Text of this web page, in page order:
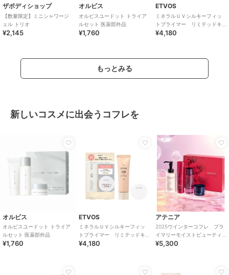
ザボディショップ
【数量限定】ミニシャワージ
ェル トリオ
¥2,145
オルビス
オルビスユードット トライア
ルセット 医薬部外品
¥1,760
ETVOS
ミネラルＵＶシルキーフィッ
トプライマー リミテッドキ
ット
¥4,180
もっとみる
新しいコスメに出会うコフレを
オルビス
オルビスユードット トライア
ルセット 医薬部外品
¥1,760
ETVOS
ミネラルＵＶシルキーフィッ
トプライマー リミテッドキ
ット
¥4,180
アテニア
2025ウインターコフレ プラ
イマリーモイストビューティ
ー
¥5,300